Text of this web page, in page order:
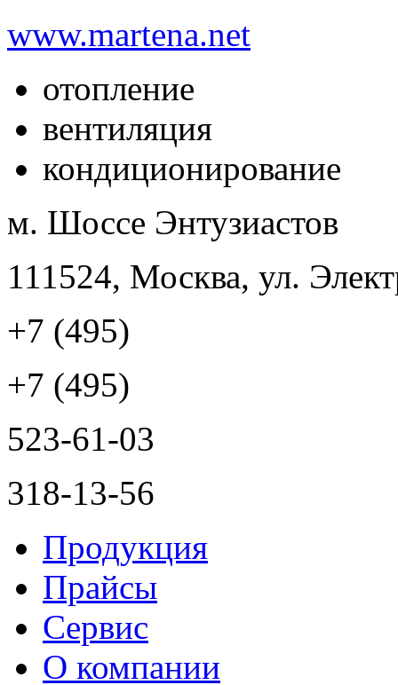
www.martena.net
отопление
вентиляция
кондиционирование
м. Шоссе Энтузиастов
111524, Москва, ул.
+7 (495)
+7 (495)
523-61-03
318-13-56
Продукция
Прайсы
Сервис
О компании